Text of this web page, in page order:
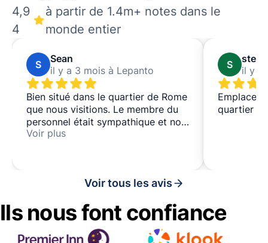
4,9
4
à partir de 1.4m+ notes dans le
monde entier
S
Sean
il y a 3 mois à Lepanto
Bien situé dans le quartier de Rome
que nous visitions. Le membre du
personnel était sympathique et nos
bagages ont été bien gardés.
Voir plus
S
il y a
quartier
Voir tous les avis
Ils nous font confiance